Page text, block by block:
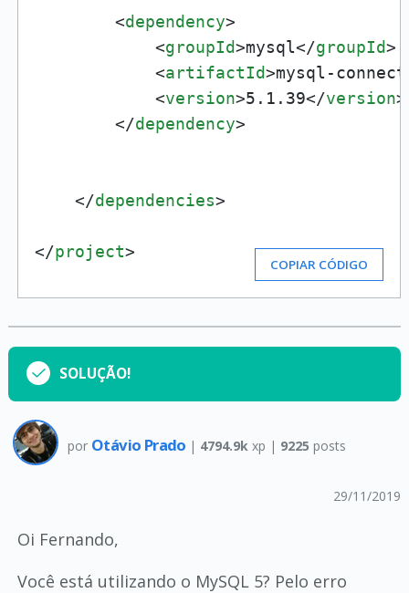
<dependency>
<groupId>mysql</groupId>
<artifactId>mysql-
<version>5.1.39</version>
</dependency>
</dependencies>
</project>
COPIAR CÓDIGO
SOLUÇÃO!
por Otávio Prado | 4794.9k xp | 9225 posts
29/11/2019
Oi Fernando,
Você está utilizando o MySQL 5? Pelo erro